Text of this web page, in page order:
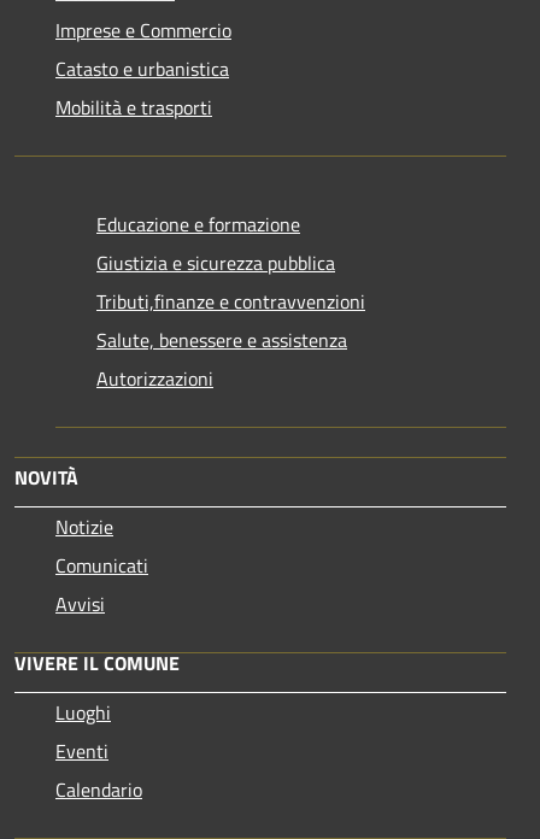
Imprese e Commercio
Catasto e urbanistica
Mobilità e trasporti
Educazione e formazione
Giustizia e sicurezza pubblica
Tributi,finanze e contravvenzioni
Salute, benessere e assistenza
Autorizzazioni
NOVITÀ
Notizie
Comunicati
Avvisi
VIVERE IL COMUNE
Luoghi
Eventi
Calendario